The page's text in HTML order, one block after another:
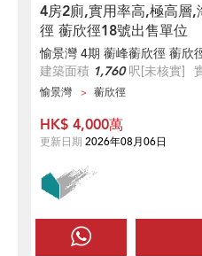
4房2廁,實用率高,極高層
徑 蘅欣徑18號出售單位
愉景灣 4期 蘅峰蘅欣徑 蘅欣
建築面積 1,760呎[未核實]
愉景灣 蘅欣徑
HK$ 4,000萬
更新日期 2026年08月06日